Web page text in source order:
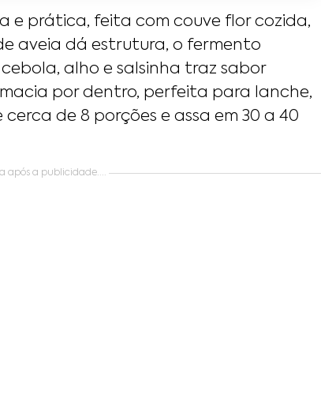
e prática, feita com couve flor cozida,
aveia dá estrutura, o fermento
alho e salsinha traz sabor
por dentro, perfeita para lanche,
de 8 porções e assa em 30 a 40
após a publicidade....